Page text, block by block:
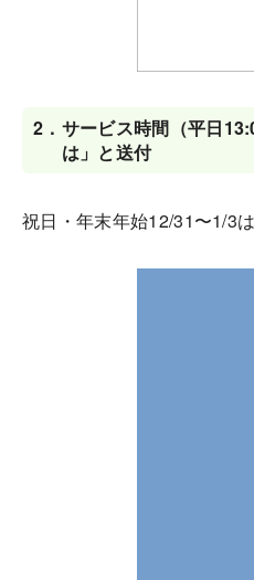
2． サービス時間（平日
は」と送付
祝日・年末年始12/31〜1/3